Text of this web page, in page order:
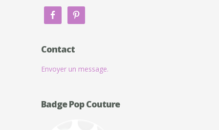
Contact
Envoyer un message.
Badge Pop Couture